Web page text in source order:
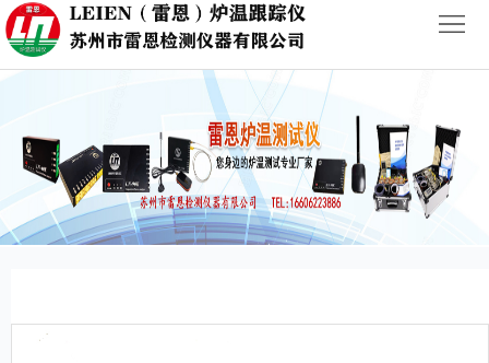
ABOUT
PRODUCTS
NEWS
CONTACT